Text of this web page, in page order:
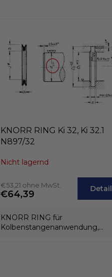
KNORR RING Ki 32, Ki 32.1
N897/32
Nicht lagernd
€53,21 ohne MwSt.
€64,39 Detail
KNORR RING für
Kolbenstangenanwendung,
e
l
e
m
d